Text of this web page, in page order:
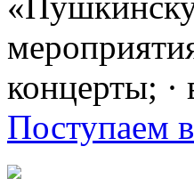
концерты; ·
Поступаем